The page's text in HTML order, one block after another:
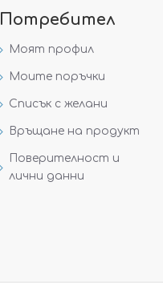
Потребител
Моят профил
Моите поръчки
Списък с желани
Връщане на продукт
Поверителност и
лични данни